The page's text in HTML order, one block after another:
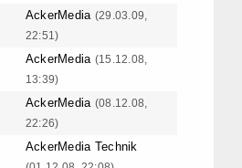
AckerMedia (29.03.09,
22:51)
AckerMedia (15.12.08,
13:39)
AckerMedia (08.12.08,
22:26)
AckerMedia Technik